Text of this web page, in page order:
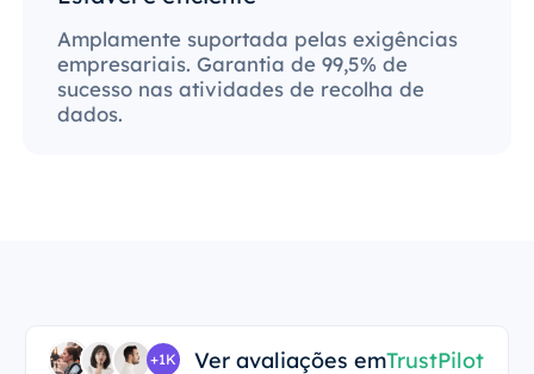
Amplamente suportada pelas exigências
empresariais. Garantia de 99,5% de
sucesso nas atividades de recolha de
dados.
+1K Ver avaliações emTrustPilot